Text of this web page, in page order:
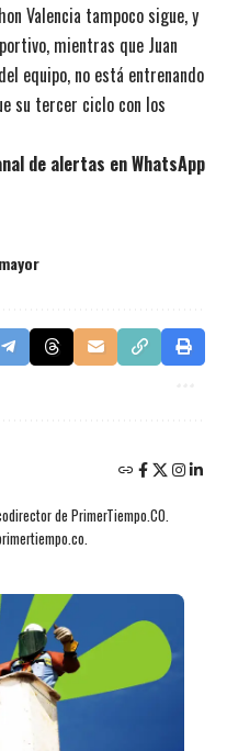
Valencia tampoco sigue, y
mientras que Juan
equipo, no está entrenando
su tercer ciclo con los
de alertas en WhatsApp
de PrimerTiempo.CO.